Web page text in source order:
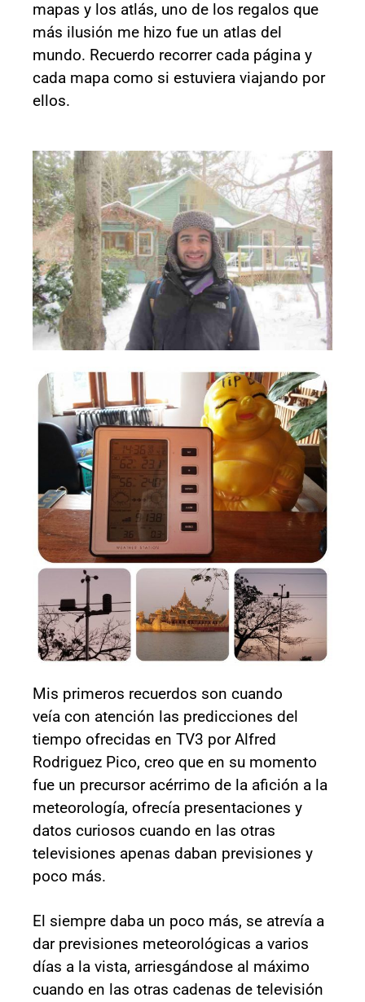
mapas y los atlás, uno de los regalos que
más ilusión me hizo fue un atlas del
mundo. Recuerdo recorrer cada página y
cada mapa como si estuviera viajando por
ellos.
Mis primeros recuerdos son cuando
veía con atención las predicciones del
tiempo ofrecidas en TV3 por Alfred
Rodriguez Pico, creo que en su momento
fue un precursor acérrimo de la afición a la
meteorología, ofrecía presentaciones y
datos curiosos cuando en las otras
televisiones apenas daban previsiones y
poco más.
El siempre daba un poco más, se atrevía a
dar previsiones meteorológicas a varios
días a la vista, arriesgándose al máximo
cuando en las otras cadenas de televisión